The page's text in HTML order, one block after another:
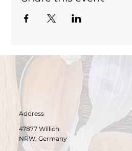
Address
47877 Willich
NRW, Germany